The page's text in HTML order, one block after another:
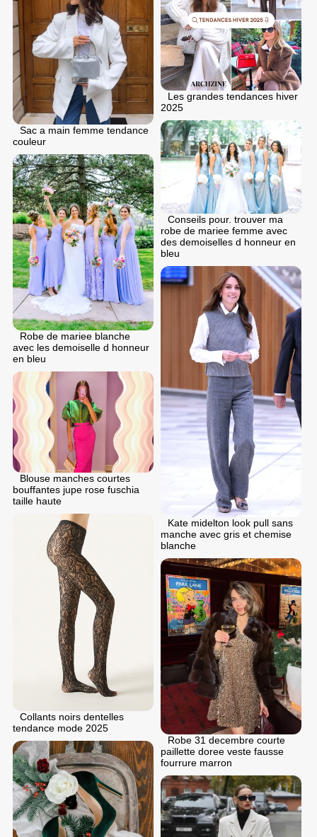
Sac a main femme tendance
couleur
Les grandes tendances hiver
2025
Conseils pour. trouver ma
robe de mariee femme avec
des demoiselles d honneur en
bleu
Robe de mariee blanche
avec les demoiselle d honneur
en bleu
Kate midelton look pull sans
manche avec gris et chemise
blanche
Blouse manches courtes
bouffantes jupe rose fuschia
taille haute
Collants noirs dentelles
tendance mode 2025
Robe 31 dеcembre courte
paillette doree veste fausse
fourrure marron